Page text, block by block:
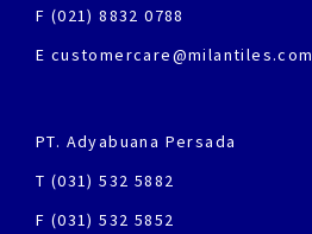
F (021) 8832 0788
E customercare@milantiles.com
PT. Adyabuana Persada
T (031) 532 5882
F (031) 532 5852